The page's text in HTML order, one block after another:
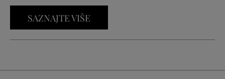
SAZNAJTE VIŠE